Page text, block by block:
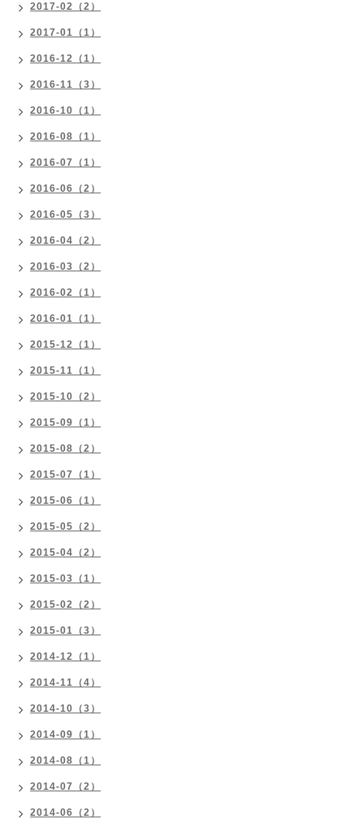
2017-02（2）
2017-01（1）
2016-12（1）
2016-11（3）
2016-10（1）
2016-08（1）
2016-07（1）
2016-06（2）
2016-05（3）
2016-04（2）
2016-03（2）
2016-02（1）
2016-01（1）
2015-12（1）
2015-11（1）
2015-10（2）
2015-09（1）
2015-08（2）
2015-07（1）
2015-06（1）
2015-05（2）
2015-04（2）
2015-03（1）
2015-02（2）
2015-01（3）
2014-12（1）
2014-11（4）
2014-10（3）
2014-09（1）
2014-08（1）
2014-07（2）
2014-06（2）